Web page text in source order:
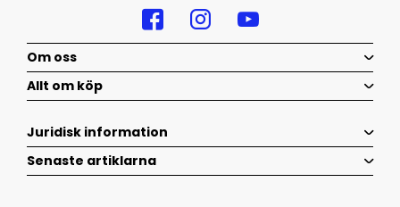
Om oss
Allt om köp
Juridisk information
Senaste artiklarna